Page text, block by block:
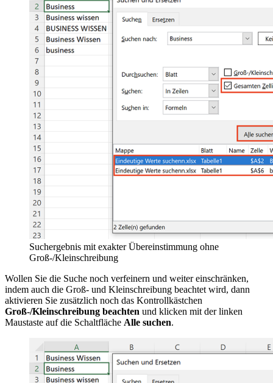
Suchergebnis mit exakter Übereinstimmung ohne
Groß-/Kleinschreibung
Wollen Sie die Suche noch verfeinern und weiter einschränken,
indem auch die Groß- und Kleinschreibung beachtet wird, dann
aktivieren Sie zusätzlich noch das Kontrollkästchen
Groß-/Kleinschreibung beachten und klicken mit der linken
Maustaste auf die Schaltfläche Alle suchen.